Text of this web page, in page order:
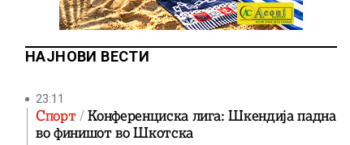
НАЈНОВИ ВЕСТИ
23:11
Спорт
Конференциска лига: Шкендија падна
во финишот во Шкотска